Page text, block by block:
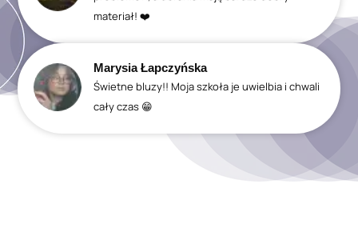
materiał! ❤️
Marysia Łapczyńska
Świetne bluzy!! Moja szkoła je uwielbia i chwali
cały czas 😁